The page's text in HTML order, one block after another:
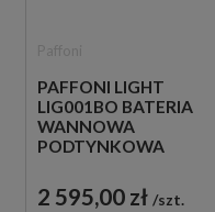
PAFFONI LIGHT
LIG001BO BATERIA
WANNOWA
PODTYNKOWA
BIAŁA
2 595,00 zł szt.